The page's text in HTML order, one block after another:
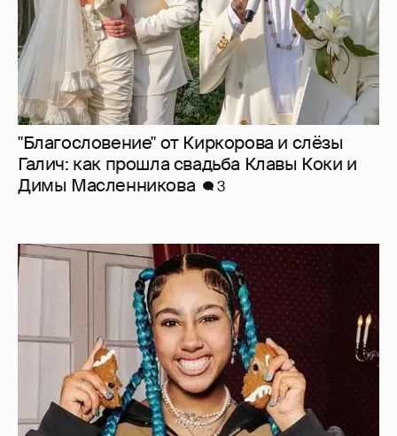
"Благословение" от Киркорова и слёзы
Галич: как прошла свадьба Клавы Коки и
Димы Масленникова
3